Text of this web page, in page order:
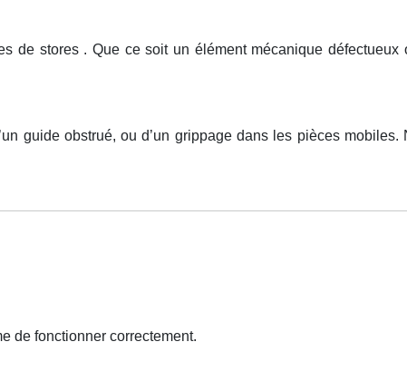
de stores . Que ce soit un élément mécanique défectueux
guide obstrué, ou d’un grippage dans les pièces
de fonctionner correctement.